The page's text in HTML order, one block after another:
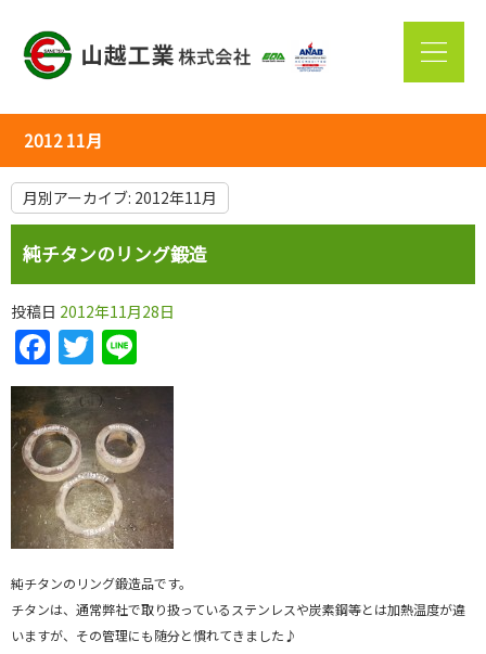
2012 11月
月別アーカイブ: 2012年11月
純チタンのリング鍛造
投稿日 2012年11月28日
Facebook
Twitter
純チタンのリング鍛造品です。
チタンは、通常弊社で取り扱っているステンレスや炭素鋼等とは加熱温度が違
いますが、その管理にも随分と慣れてきました♪